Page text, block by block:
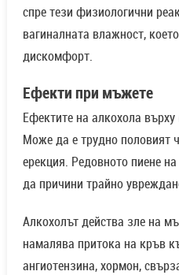
спре тези физиологични
вагиналната влажност,
дискомфорт.
Ефекти при мъжете
Ефектите на алкохола
Може да е трудно половият
ерекция. Редовното пиене
да причини трайно
Алкохолът действа зле на
намалява притока на кръв
ангиотензина, хормон,